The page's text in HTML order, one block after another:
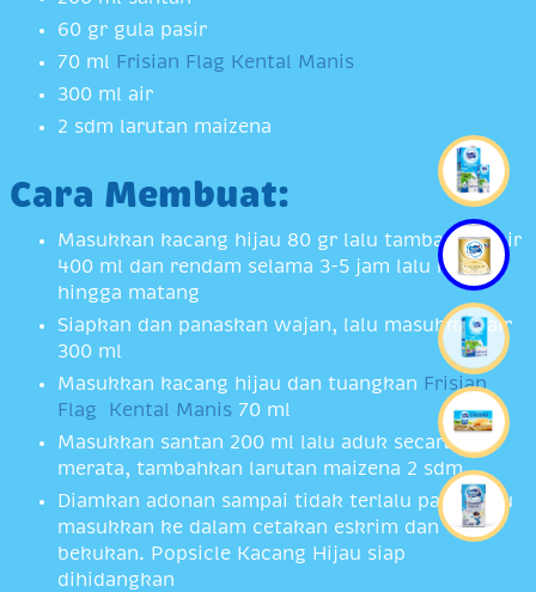
60 gr gula pasir
70 ml Frisian Flag Kental Manis
300 ml air
2 sdm larutan maizena
Cara Membuat:
Masukkan kacang hijau 80 gr lalu tambahkan air
400 ml dan rendam selama 3-5 jam lalu rebus
hingga matang
Siapkan dan panaskan wajan, lalu masukkan air
300 ml
Masukkan kacang hijau dan tuangkan Frisian
Flag Kental Manis 70 ml
Masukkan santan 200 ml lalu aduk secara
merata, tambahkan larutan maizena 2 sdm
Diamkan adonan sampai tidak terlalu panas lalu
masukkan ke dalam cetakan eskrim dan
bekukan. Popsicle Kacang Hijau siap
dihidangkan